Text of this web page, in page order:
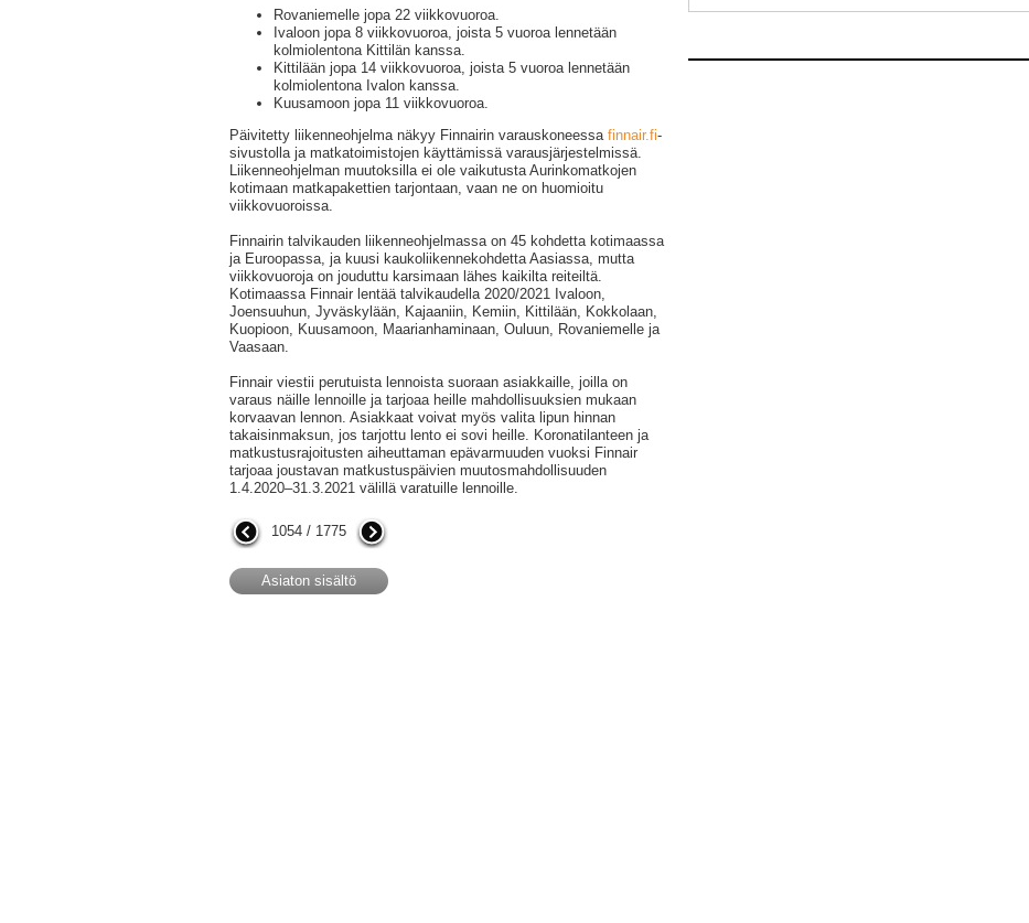
Rovaniemelle jopa 22 viikkovuoroa.
Ivaloon jopa 8 viikkovuoroa, joista 5 vuoroa lennetään
kolmiolentona Kittilän kanssa.
Kittilään jopa 14 viikkovuoroa, joista 5 vuoroa lennetään
kolmiolentona Ivalon kanssa.
Kuusamoon jopa 11 viikkovuoroa.
Päivitetty liikenneohjelma näkyy Finnairin varauskoneessa finnair.fi-
sivustolla ja matkatoimistojen käyttämissä varausjärjestelmissä.
Liikenneohjelman muutoksilla ei ole vaikutusta Aurinkomatkojen
kotimaan matkapakettien tarjontaan, vaan ne on huomioitu
viikkovuoroissa.
Finnairin talvikauden liikenneohjelmassa on 45 kohdetta kotimaassa
ja Euroopassa, ja kuusi kaukoliikennekohdetta Aasiassa, mutta
viikkovuoroja on jouduttu karsimaan lähes kaikilta reiteiltä.
Kotimaassa Finnair lentää talvikaudella 2020/2021 Ivaloon,
Joensuuhun, Jyväskylään, Kajaaniin, Kemiin, Kittilään, Kokkolaan,
Kuopioon, Kuusamoon, Maarianhaminaan, Ouluun, Rovaniemelle ja
Vaasaan.
Finnair viestii perutuista lennoista suoraan asiakkaille, joilla on
varaus näille lennoille ja tarjoaa heille mahdollisuuksien mukaan
korvaavan lennon. Asiakkaat voivat myös valita lipun hinnan
takaisinmaksun, jos tarjottu lento ei sovi heille. Koronatilanteen ja
matkustusrajoitusten aiheuttaman epävarmuuden vuoksi Finnair
tarjoaa joustavan matkustuspäivien muutosmahdollisuuden
1.4.2020–31.3.2021 välillä varatuille lennoille.
1054 / 1775
Asiaton sisältö